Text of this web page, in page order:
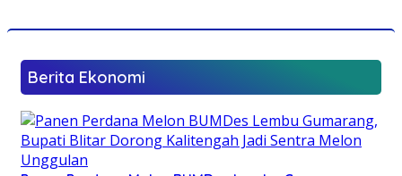
Berita Ekonomi